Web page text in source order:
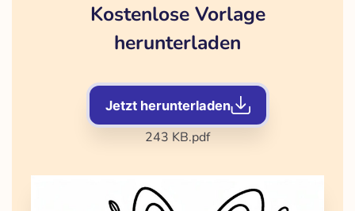
Kostenlose Vorlage
herunterladen
Jetzt herunterladen
243 KB.pdf